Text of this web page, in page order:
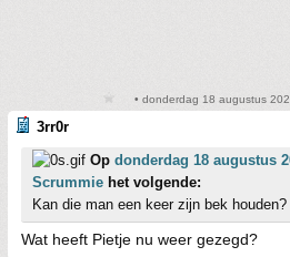
• donderdag 18 augustus
3rr0r
Op donderdag 18 augustus
Scrummie het volgende:
Kan die man een keer zijn bek houden?
Wat heeft Pietje nu weer gezegd?